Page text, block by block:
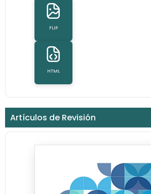
FLIP
HTML
Artículos de Revisión